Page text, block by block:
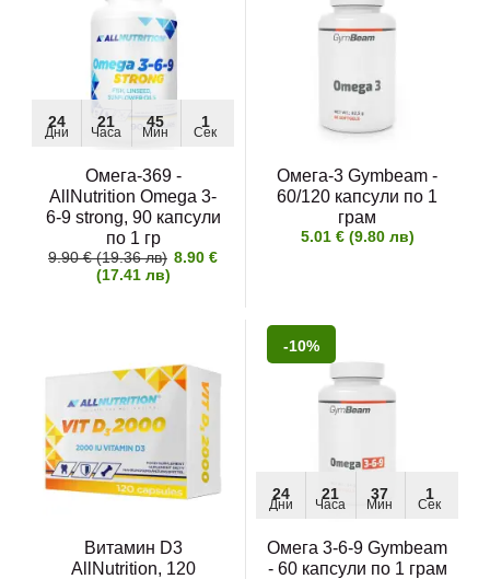
24
Дни
21
Часа
45
Мин
1
Сек
Омега-369 -
AllNutrition Omega 3-
6-9 strong, 90 капсули
по 1 гр
9.90 € (19.36 лв) 8.90 €
(17.41 лв)
Омега-3 Gymbeam -
60/120 капсули по 1
грам
5.01 € (9.80 лв)
Витамин D3
AllNutrition, 120
-10%
24
Дни
21
Часа
37
Мин
1
Сек
Омега 3-6-9 Gymbeam
- 60 капсули по 1 грам